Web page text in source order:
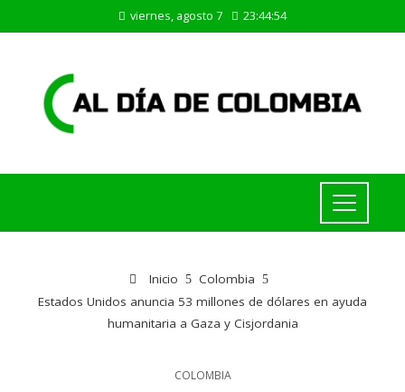
viernes, agosto 7 23:44:55
Inicio
Colombia
Estados Unidos anuncia 53 millones de dólares en ayuda
humanitaria a Gaza y Cisjordania
COLOMBIA